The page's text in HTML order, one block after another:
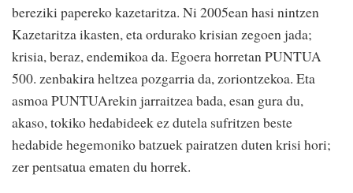
bereziki papereko kazetaritza. Ni 2005ean hasi nintzen
Kazetaritza ikasten, eta ordurako krisian zegoen jada;
krisia, beraz, endemikoa da. Egoera horretan PUNTUA
500. zenbakira heltzea pozgarria da, zoriontzekoa. Eta
asmoa PUNTUArekin jarraitzea bada, esan gura du,
akaso, tokiko hedabideek ez dutela sufritzen beste
hedabide hegemoniko batzuek pairatzen duten krisi hori;
zer pentsatua ematen du horrek.